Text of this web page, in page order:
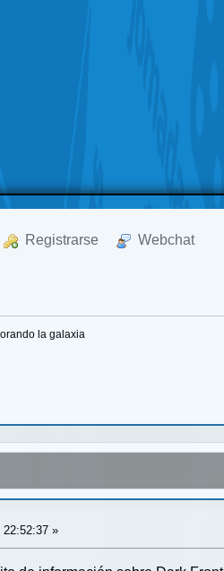
Registrarse Webchat
la galaxia
22:52:37 »